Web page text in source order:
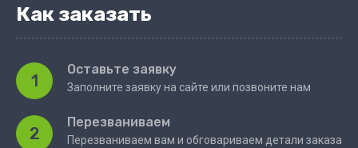
Как заказать
1
Оставьте заявку
Заполните заявку на сайте или позвоните нам
2
Перезваниваем
Перезваниваем вам и обговариваем детали заказа